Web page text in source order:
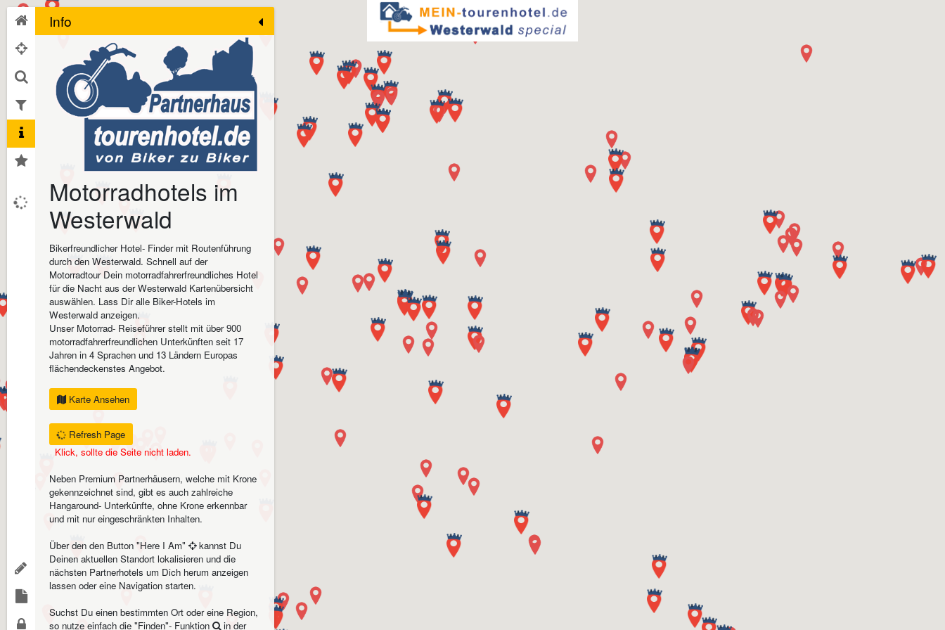
Info
Motorradhotels im
Westerwald
Bikerfreundlicher Hotel- Finder mit Routenführung
durch den Westerwald. Schnell auf der
Motorradtour Dein motorradfahrerfreundliches Hotel
für die Nacht aus der Westerwald Kartenübersicht
auswählen. Lass Dir alle Biker-Hotels im
Westerwald anzeigen.
Unser Motorrad- Reiseführer stellt mit über 900
motorradfahrerfreundlichen Unterkünften seit 17
Jahren in 4 Sprachen und 13 Ländern Europas
flächendeckenstes Angebot.
Karte Ansehen
Refresh Page
Klick, sollte die Seite nicht laden.
Neben Premium Partnerhäusern, welche mit Krone
gekennzeichnet sind, gibt es auch zahlreiche
Hangaround- Unterkünfte, ohne Krone erkennbar
und mit nur eingeschränkten Inhalten.
Über den den Button "Here I Am"
kannst Du
Deinen aktuellen Standort lokalisieren und die
nächsten Partnerhotels um Dich herum anzeigen
lassen oder eine Navigation starten.
Suchst Du einen bestimmten Ort oder eine Region,
so nutze einfach die "Finden"- Funktion
in der